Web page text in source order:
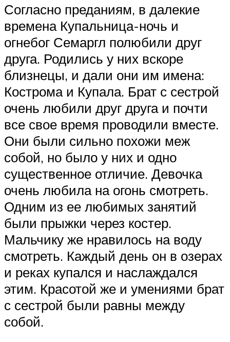
Согласно преданиям, в далекие
времена Купальница-ночь и
огнебог Семаргл полюбили друг
друга. Родились у них вскоре
близнецы, и дали они им имена:
Кострома и Купала. Брат с сестрой
очень любили друг друга и почти
все свое время проводили вместе.
Они были сильно похожи меж
собой, но было у них и одно
существенное отличие. Девочка
очень любила на огонь смотреть.
Одним из ее любимых занятий
были прыжки через костер.
Мальчику же нравилось на воду
смотреть. Каждый день он в озерах
и реках купался и наслаждался
этим. Красотой же и умениями брат
с сестрой были равны между
собой.